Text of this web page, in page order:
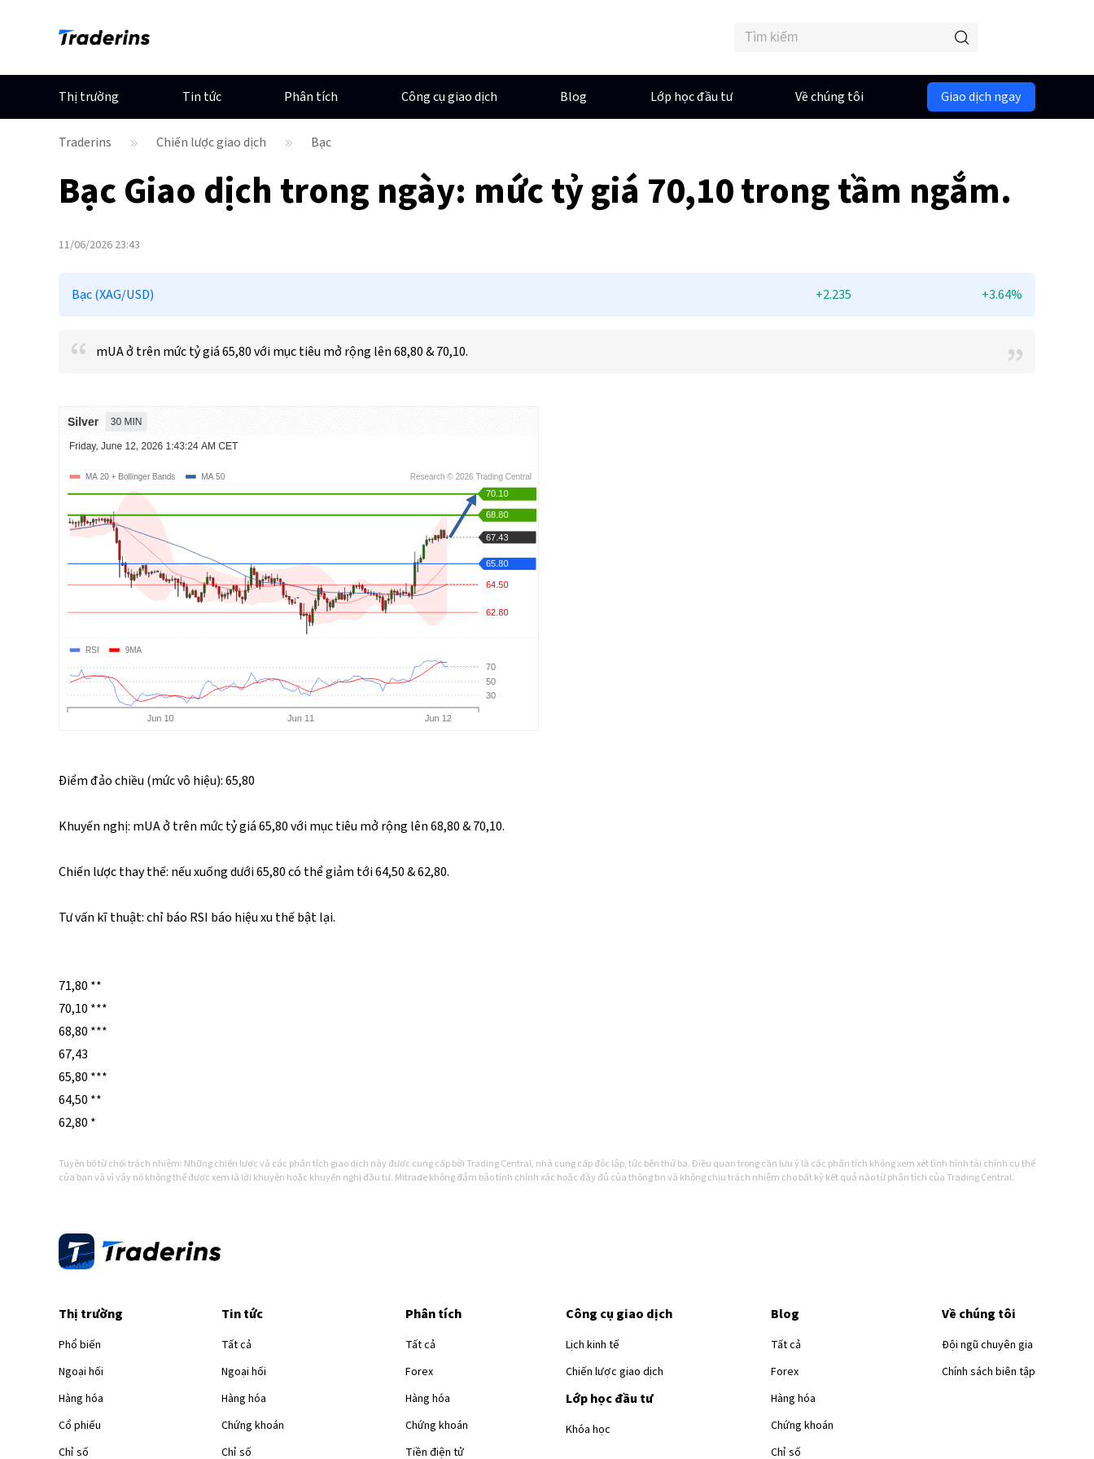
Thị trường Tin tức Phân tích Công cụ giao dịch Blog Lớp học đầu tư Về chúng tôi Giao dịch ngay
Traderins Chiến lược giao dịch Bạc
BạcGiao dịch trong ngày: mức tỷ giá 70,10 trong tầm ngắm.
11/06/2026 23:43
Bạc (XAG/USD) +2.235 +3.64%
mUA ở trên mức tỷ giá 65,80 với mục tiêu mở rộng lên 68,80 & 70,10.
Điểm đảo chiều (mức vô hiệu): 65,80
Khuyến nghị: mUA ở trên mức tỷ giá 65,80 với mục tiêu mở rộng lên 68,80 & 70,10.
Chiến lược thay thế: nếu xuống dưới 65,80 có thể giảm tới 64,50 & 62,80.
Tư vấn kĩ thuật: chỉ báo RSI báo hiệu xu thế bật lại.
71,80 **
70,10 ***
68,80 ***
67,43
65,80 ***
64,50 **
62,80 *
Tuyên bố từ chối trách nhiệm: Những chiến lược và các phân tích giao dịch này được cung cấp bởi Trading Central, nhà cung cấp độc lập, tức bên thứ ba. Điều quan trọng cần lưu ý là các phân tích không xem xét tình hình tài chính cụ thể
của bạn và vì vậy nó không thể được xem là lời khuyên hoặc khuyến nghị đầu tư. Mitrade không đảm bảo tính chính xác hoặc đầy đủ của thông tin và không chịu trách nhiệm cho bất kỳ kết quả nào từ phân tích của Trading Central.
Thị trường
Phổ biến
Ngoại hối
Hàng hóa
Cổ phiếu
Chỉ số
Tin tức
Tất cả
Ngoại hối
Hàng hóa
Chứng khoán
Chỉ số
Phân tích
Tất cả
Forex
Hàng hóa
Chứng khoán
Tiền điện tử
Công cụ giao dịch
Lịch kinh tế
Chiến lược giao dịch
Lớp học đầu tư
Khóa học
Blog
Tất cả
Forex
Hàng hóa
Chứng khoán
Chỉ số
Về chúng tôi
Đội ngũ chuyên gia
Chính sách biên tập